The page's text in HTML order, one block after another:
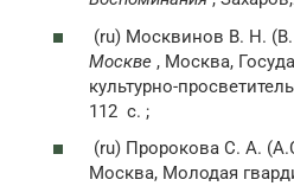
(ru) Москвинов В. Н.
Москве , Москва,
культурно-
112 с. ;
(ru) Пророкова С. А.
Москва, Молодая